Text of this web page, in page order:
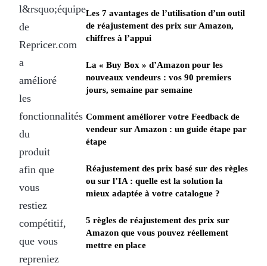
l&rsquo;équipe
de
Repricer.com
a
amélioré
les
fonctionnalités
du
produit
afin que
vous
restiez
compétitif,
que vous
repreniez
Les 7 avantages de l’utilisation d’un outil
de réajustement des prix sur Amazon,
chiffres à l’appui
La « Buy Box » d’Amazon pour les
nouveaux vendeurs : vos 90 premiers
jours, semaine par semaine
Comment améliorer votre Feedback de
vendeur sur Amazon : un guide étape par
étape
Réajustement des prix basé sur des règles
ou sur l’IA : quelle est la solution la
mieux adaptée à votre catalogue ?
5 règles de réajustement des prix sur
Amazon que vous pouvez réellement
mettre en place